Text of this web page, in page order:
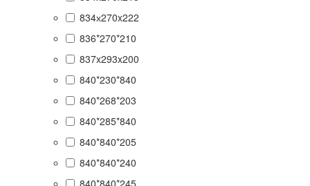
834х270x222
836*270*210
837x293x200
840*230*840
840*268*203
840*285*840
840*840*205
840*840*240
840*840*245